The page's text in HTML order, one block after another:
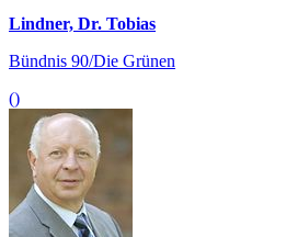
Lindner, Dr. Tobias
Bündnis 90/Die Grünen
()